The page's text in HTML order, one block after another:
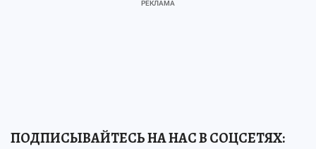
ПОДПИСЫВАЙТЕСЬ НА НАС В СОЦСЕТЯХ: